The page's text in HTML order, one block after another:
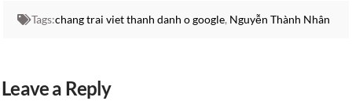
Tags:chang trai viet thanh danh o google, Nguyễn Thành Nhân
Leave a Reply